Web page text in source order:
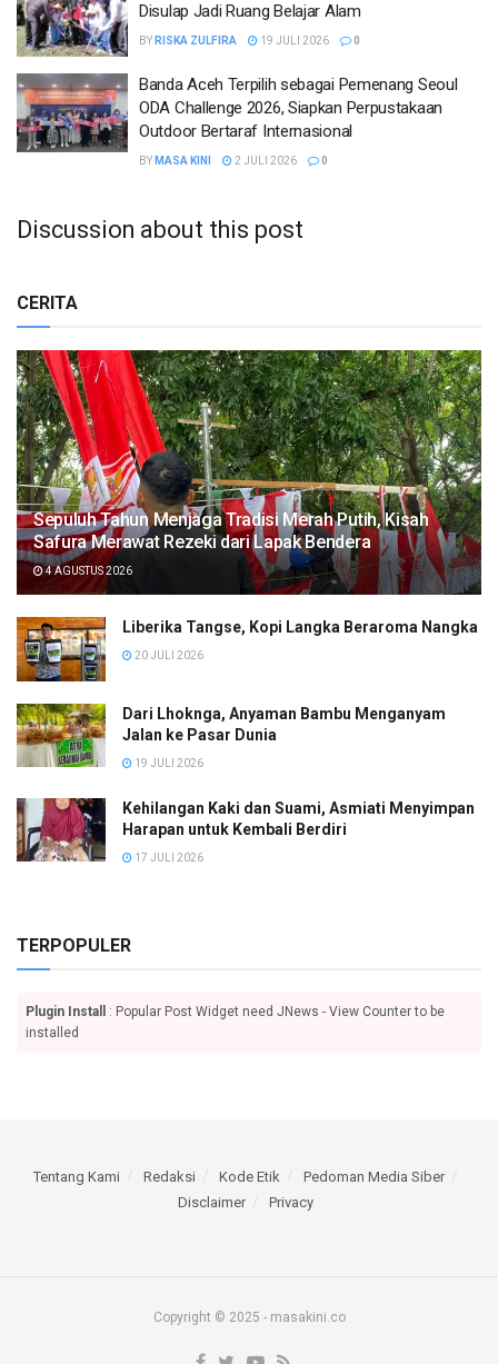
Disulap Jadi Ruang Belajar Alam
BY RISKA ZULFIRA 19 JULI 2026 0
Banda Aceh Terpilih sebagai Pemenang Seoul
ODA Challenge 2026, Siapkan Perpustakaan
Outdoor Bertaraf Internasional
BY MASA KINI 2 JULI 2026 0
Discussion about this post
CERITA
Sepuluh Tahun Menjaga Tradisi Merah Putih, Kisah
Safura Merawat Rezeki dari Lapak Bendera
4 AGUSTUS 2026
Liberika Tangse, Kopi Langka Beraroma Nangka
20 JULI 2026
Dari Lhoknga, Anyaman Bambu Menganyam
Jalan ke Pasar Dunia
19 JULI 2026
Kehilangan Kaki dan Suami, Asmiati Menyimpan
Harapan untuk Kembali Berdiri
17 JULI 2026
TERPOPULER
Plugin Install
: Popular Post Widget need JNews - View Counter to be
installed
Tentang Kami Redaksi Kode Etik
Pedoman Media Siber
Disclaimer
Privacy
Copyright © 2025 - masakini.co